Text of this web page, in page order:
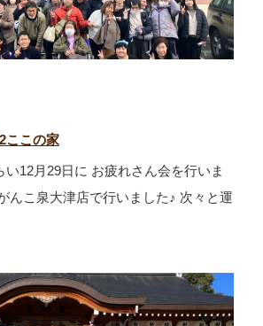
この家
い12月29日に お疲れさん会を行いま
んこ泉大津店で行いました♪ 次々と運